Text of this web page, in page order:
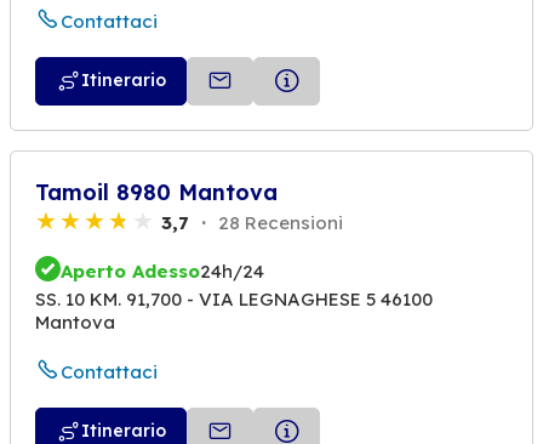
Contattaci
Itinerario
Tamoil 8980 Mantova
3,7 28 Recensioni
Aperto Adesso24h/24
SS. 10 KM. 91,700 - VIA LEGNAGHESE 5 46100
Mantova
Contattaci
Itinerario